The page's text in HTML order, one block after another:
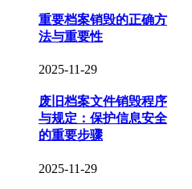
重要档案销毁的正确方
法与重要性
2025-11-29
废旧档案文件销毁程序
与规定：保护信息安全
的重要步骤
2025-11-29